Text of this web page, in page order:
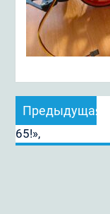
Навигация
по
записям
Предыдущая
65!»,